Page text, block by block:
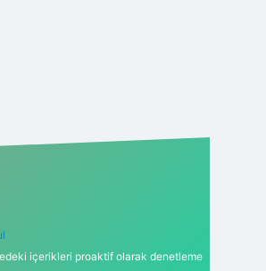
içerikleri proaktif olarak denetleme